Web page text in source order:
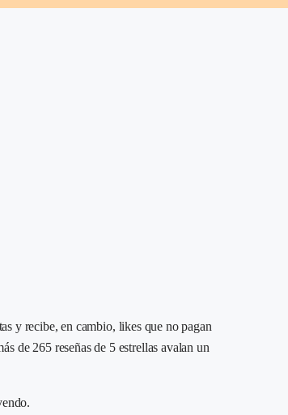
y recibe, en cambio, likes que no pagan
de 265 reseñas de 5 estrellas avalan un